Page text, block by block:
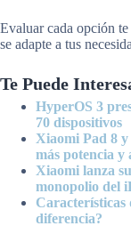
Evaluar cada opción
se adapte a tus
Te Puede
HyperOS 3
70 dispositivos
Xiaomi Pad 8
más potencia y
Xiaomi lanza
monopolio del
Características
diferencia?